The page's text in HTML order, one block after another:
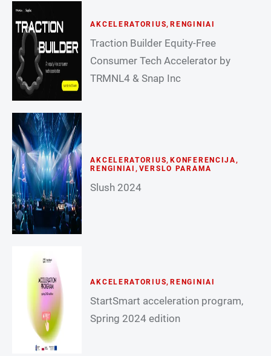
AKCELERATORIUS, RENGINIAI
Traction Builder Equity-Free
Consumer Tech Accelerator by
TRMNL4 & Snap Inc
AKCELERATORIUS, KONFERENCIJA,
RENGINIAI , VERSLO PARAMA
Slush 2024
AKCELERATORIUS, RENGINIAI
StartSmart acceleration program,
Spring 2024 edition